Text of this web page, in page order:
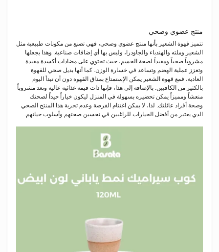
منتج عضوي وصحي
تتميز قهوة الشعير بأنها منتج عضوي وصحي، فهي تصنع من مكونات طبيعية مثل
الشعير وملته والهندباء والجاودرا، وليس بها أي إضافات صناعية. وهذا يجعلها
مشروباً صحياً ومفيداً لصحة الجسم، حيث تحتوي على مضادات أكسدة مفيدة
وتعزز عملية الهضم وتساعد في خسارة الوزن. كما أنها بديل صحي للقهوة
العادية، فمع قهوة الشعير يمكن الإستمتاع بمذاق القهوة دون أن تبدأ اليوم
بالكثير من الكافيين. بالإضافة إلى هذا، فإنها ذات قيمة غذائية عالية وتعد مشروباً
منعشاً ومميزاً يمكن تحضيره بسهولة في المنزل ليكون خياراً جيداً لصحتك
وصحة أفراد عائلتك. لذا، لا يمكن اغتنام الفرصة وعدم تجربة هذا المنتج الصحي
الذي يعتبر من أفضل الخيارات للراغبين في تحسين صحتهم وأسلوب حياتهم.